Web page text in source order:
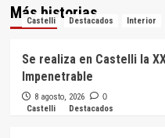
Más historias
Castelli Destacados Interior
Se realiza en Castelli la
Impenetrable
8 agosto, 2026 0
Castelli Destacados